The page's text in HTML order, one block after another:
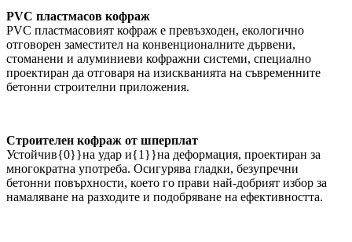
PVC пластмасов кофраж
PVC пластмасовият кофраж е превъзходен, екологично
отговорен заместител на конвенционалните дървени,
стоманени и алуминиеви кофражни системи, специално
проектиран да отговаря на изискванията на съвременните
бетонни строителни приложения.
Строителен кофраж от шперплат
Устойчив{0}}на удар и{1}}на деформация, проектиран за
многократна употреба. Осигурява гладки, безупречни
бетонни повърхности, което го прави най-добрият избор за
намаляване на разходите и подобряване на ефективността.